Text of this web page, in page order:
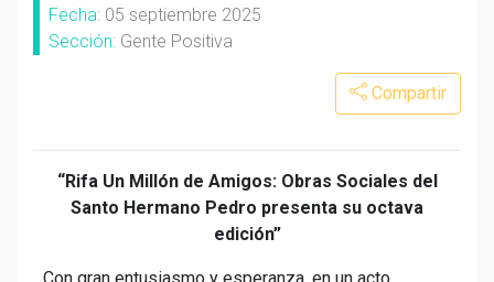
Fecha: 05 septiembre 2025
Sección: Gente Positiva
Compartir
“Rifa Un Millón de Amigos: Obras Sociales del
Santo Hermano Pedro presenta su octava
edición”